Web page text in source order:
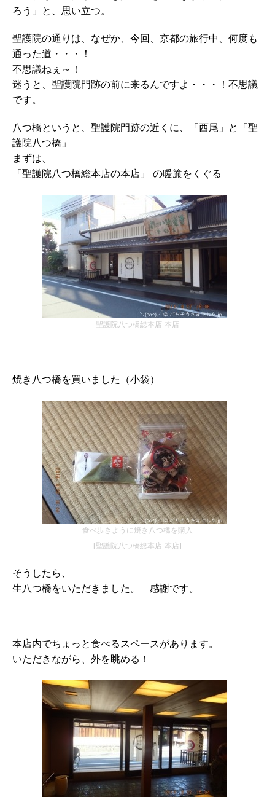
ろう」と、思い立つ。
聖護院の通りは、なぜか、今回、京都の旅行中、何度も
通った道・・・！
不思議ねぇ～！
迷うと、聖護院門跡の前に来るんですよ・・・！不思議
です。
八つ橋というと、聖護院門跡の近くに、「西尾」と「聖
護院八つ橋」
まずは、
「聖護院八つ橋総本店の本店」 の暖簾をくぐる
聖護院八つ橋総本店 本店
焼き八つ橋を買いました（小袋）
食べ歩きように焼き八つ橋を購入
[聖護院八つ橋総本店 本店]
そうしたら、
生八つ橋をいただきました。 感謝です。
本店内でちょっと食べるスペースがあります。
いただきながら、外を眺める！